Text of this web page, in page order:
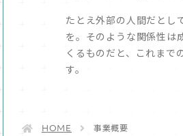
たとえ外部の人間だとし
を。そのような関係性は
くるものだと、これまで
す。
HOME 事業概要